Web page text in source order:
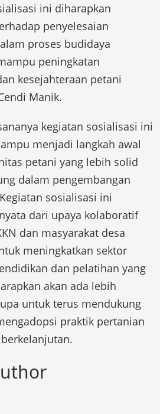
ini diharapkan
penyelesaian
proses budidaya
peningkatan
kesejahteraan petani
Manik.
kegiatan sosialisasi ini
menjadi langkah awal
petani yang lebih solid
dalam pengembangan
sosialisasi ini
dari upaya kolaboratif
dan masyarakat desa
meningkatkan sektor
dan pelatihan yang
akan ada lebih
untuk terus mendukung
praktik pertanian